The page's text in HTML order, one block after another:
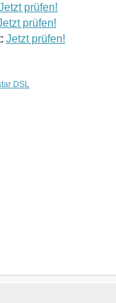
prüfen!
prüfen!
Jetzt prüfen!
DSL